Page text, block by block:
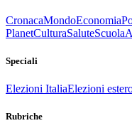
CronacaMondoEconomia
PlanetCulturaSaluteScuola
Speciali
Elezioni ItaliaElezioni
Rubriche